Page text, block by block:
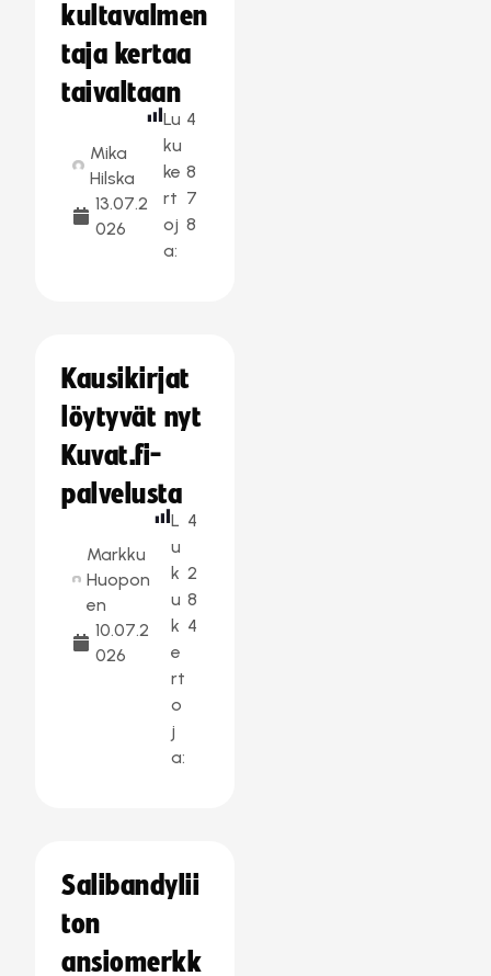
kultavalmen
taja kertaa
taivaltaan
Mika
Hilska
13.07.2
026
Lu
ku
ke
rt
oj
a:
4
8
7
8
Kausikirjat
löytyvät nyt
Kuvat.fi-
palvelusta
Markku
Huopon
en
10.07.2
026
L
u
k
u
k
e
rt
o
j
a:
4
2
8
4
Salibandylii
ton
ansiomerkk